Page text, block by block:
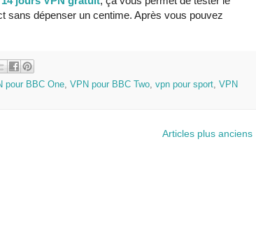
sans dépenser un centime. Après vous pouvez
pour BBC One VPN pour BBC Two vpn pour sport VPN
Articles plus anciens